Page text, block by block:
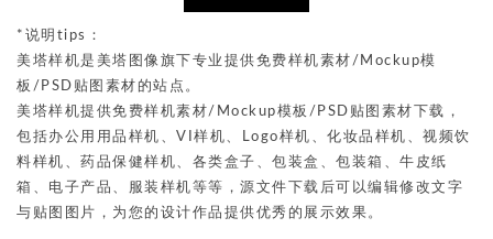
*说明tips：
美塔样机是美塔图像旗下专业提供免费样机素材/Mockup模
板/PSD贴图素材的站点。
美塔样机提供免费样机素材/Mockup模板/PSD贴图素材下载，
包括办公用用品样机、VI样机、Logo样机、化妆品样机、视频饮
料样机、药品保健样机、各类盒子、包装盒、包装箱、牛皮纸
箱、电子产品、服装样机等等，源文件下载后可以编辑修改文字
与贴图图片，为您的设计作品提供优秀的展示效果。